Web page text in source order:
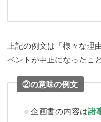
上記の例文は「様々な理
ベントが中止になったこ
②の意味の例文
企画書の内容は諸